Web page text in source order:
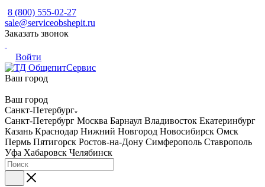
8 (800) 555-02-27
sale@serviceobshepit.ru
Заказать звонок
Войти
Ваш город
Ваш город
Санкт-Петербург
Санкт-Петербург Москва Барнаул Владивосток Екатеринбург
Казань Краснодар Нижний Новгород Новосибирск Омск
Пермь Пятигорск Ростов-на-Дону Симферополь Ставрополь
Уфа Хабаровск Челябинск